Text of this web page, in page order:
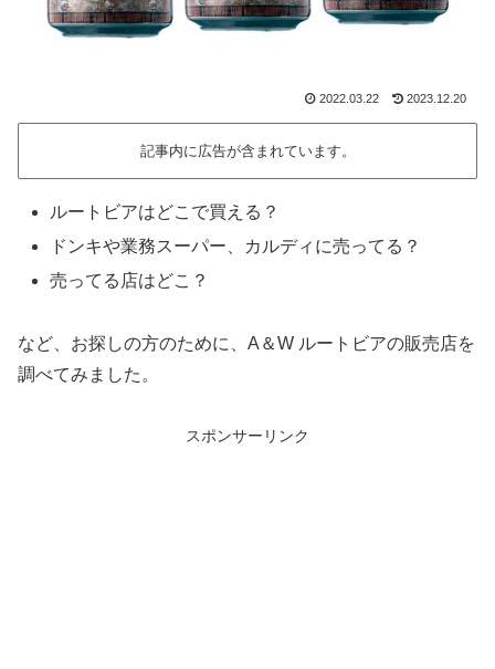
2022.03.22 2023.12.20
記事内に広告が含まれています。
ルートビアはどこで買える？
ドンキや業務スーパー、カルディに売ってる？
売ってる店はどこ？
など、お探しの方のために、A＆W ルートビアの販売店を
調べてみました。
スポンサーリンク